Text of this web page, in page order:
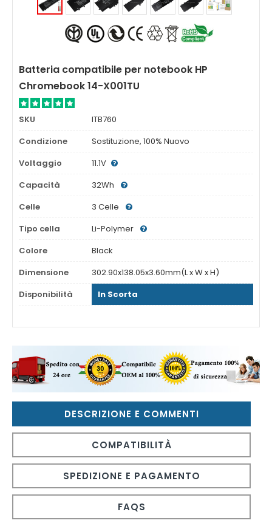
Batteria compatibile per notebook HP
Chromebook 14-X001TU
SKU
ITB760
Condizione
Sostituzione, 100% Nuovo
Voltaggio
11.1V
Capacità
32Wh
Celle
3 Celle
Tipo cella
Li-Polymer
Colore
Black
Dimensione
302.90x138.05x3.60mm(L x W x H)
Disponibilità
In Scorta
DESCRIZIONE E COMMENTI
COMPATIBILITÀ
SPEDIZIONE E PAGAMENTO
FAQS